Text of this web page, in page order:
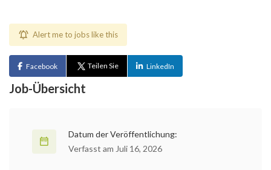
Alert me to jobs like this
Facebook Teilen Sie LinkedIn
Job-Übersicht
Datum der Veröffentlichung:
Verfasst am Juli 16, 2026